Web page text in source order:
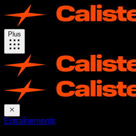
Plus
Entraînements